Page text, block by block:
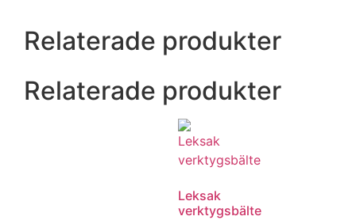
Relaterade produkter
Relaterade produkter
Leksak
verktygsbälte